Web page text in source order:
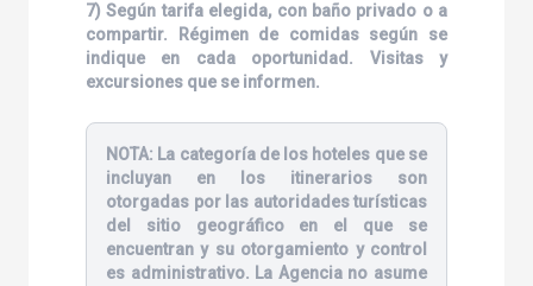
7) Según tarifa elegida, con baño privado o a
compartir. Régimen de comidas según se
indique en cada oportunidad. Visitas y
excursiones que se informen.
NOTA: La categoría de los hoteles que se
incluyan en los itinerarios son
otorgadas por las autoridades turísticas
del sitio geográfico en el que se
encuentran y su otorgamiento y control
es administrativo. La Agencia no asume